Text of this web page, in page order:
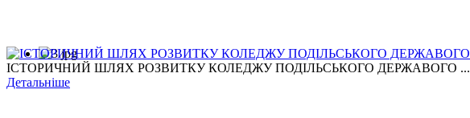
ІСТОРИЧНИЙ ШЛЯХ РОЗВИТКУ КОЛЕДЖУ ПОДІЛЬСЬКОГО ДЕРЖАВОГО ...
Детальніше